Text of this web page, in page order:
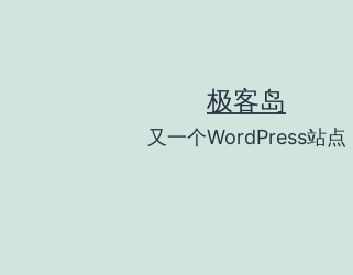
极客岛
又一个WordPress站点